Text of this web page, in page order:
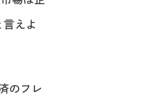
えよ
のフレ